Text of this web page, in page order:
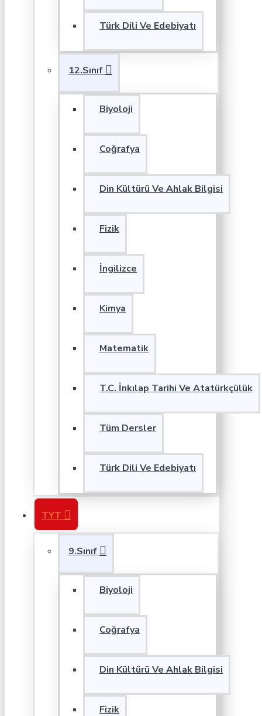
Türk Dili Ve Edebiyatı
12.Sınıf
Biyoloji
Coğrafya
Din Kültürü Ve Ahlak Bilgisi
Fizik
İngilizce
Kimya
Matematik
T.C. İnkılap Tarihi Ve Atatürkçülük
Tüm Dersler
Türk Dili Ve Edebiyatı
TYT
9.Sınıf
Biyoloji
Coğrafya
Din Kültürü Ve Ahlak Bilgisi
Fizik